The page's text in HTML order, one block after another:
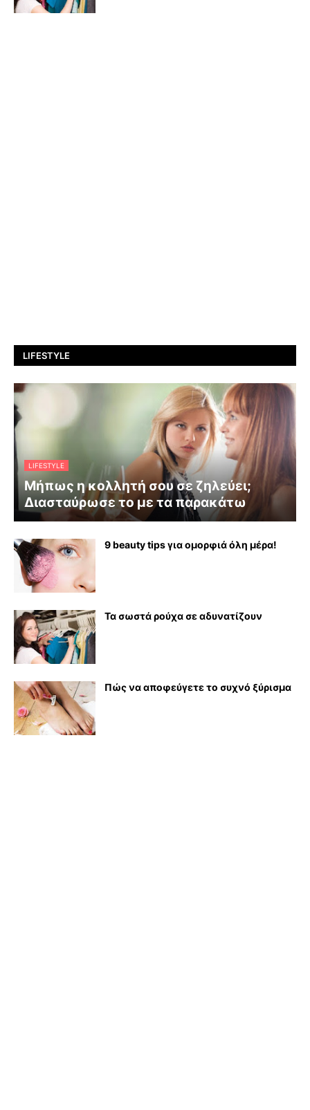
LIFESTYLE
LIFESTYLE
Μήπως η κολλητή σου σε ζηλεύει;
Διασταύρωσε το με τα παρακάτω
9 beauty tips για ομορφιά όλη μέρα!
Τα σωστά ρούχα σε αδυνατίζουν
Πώς να αποφεύγετε το συχνό ξύρισμα